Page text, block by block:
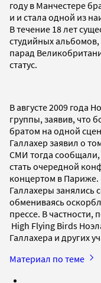
году в Манчестере
и и стала одной из
В течение 18 лет
студийных
парад
статус.
В августе 2009 года
группы, заявив, что
братом на одной
Галлахер заявил о
СМИ тогда сообщали,
стать очередной
концертом в
Галлахеры занялись
обмениваясь
прессе. В
High Flying Birds
Галлахера и других
Материал по теме